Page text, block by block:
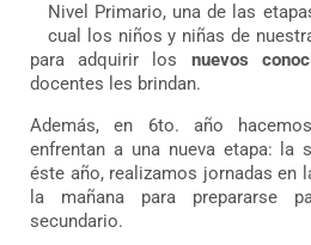
Nivel Primario, una de las
cual los niños y niñas de
para adquirir los nuevos
docentes les brindan.
Además, en 6to. año
enfrentan a una nueva etapa: la
éste año, realizamos jornadas en
la mañana para prepararse
secundario.